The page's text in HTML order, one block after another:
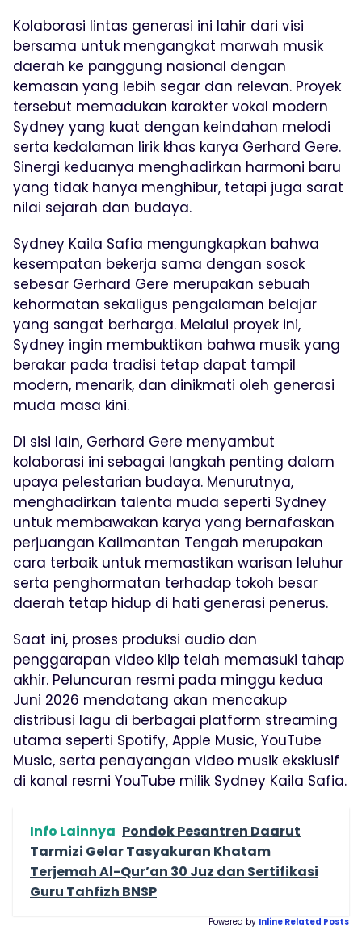
Kolaborasi lintas generasi ini lahir dari visi
bersama untuk mengangkat marwah musik
daerah ke panggung nasional dengan
kemasan yang lebih segar dan relevan. Proyek
tersebut memadukan karakter vokal modern
Sydney yang kuat dengan keindahan melodi
serta kedalaman lirik khas karya Gerhard Gere.
Sinergi keduanya menghadirkan harmoni baru
yang tidak hanya menghibur, tetapi juga sarat
nilai sejarah dan budaya.
Sydney Kaila Safia mengungkapkan bahwa
kesempatan bekerja sama dengan sosok
sebesar Gerhard Gere merupakan sebuah
kehormatan sekaligus pengalaman belajar
yang sangat berharga. Melalui proyek ini,
Sydney ingin membuktikan bahwa musik yang
berakar pada tradisi tetap dapat tampil
modern, menarik, dan dinikmati oleh generasi
muda masa kini.
Di sisi lain, Gerhard Gere menyambut
kolaborasi ini sebagai langkah penting dalam
upaya pelestarian budaya. Menurutnya,
menghadirkan talenta muda seperti Sydney
untuk membawakan karya yang bernafaskan
perjuangan Kalimantan Tengah merupakan
cara terbaik untuk memastikan warisan leluhur
serta penghormatan terhadap tokoh besar
daerah tetap hidup di hati generasi penerus.
Saat ini, proses produksi audio dan
penggarapan video klip telah memasuki tahap
akhir. Peluncuran resmi pada minggu kedua
Juni 2026 mendatang akan mencakup
distribusi lagu di berbagai platform streaming
utama seperti Spotify, Apple Music, YouTube
Music, serta penayangan video musik eksklusif
di kanal resmi YouTube milik Sydney Kaila Safia.
Info Lainnya Pondok Pesantren Daarut
Tarmizi Gelar Tasyakuran Khatam
Terjemah Al-Qur’an 30 Juz dan Sertifikasi
Guru Tahfizh BNSP
Powered by Inline Related Posts